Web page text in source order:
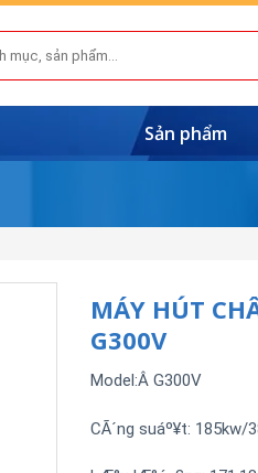
Sản phẩm
MÁY HÚT
G300V
Model:Â G300V
CÃ´ng suáº¥t: 185kw/